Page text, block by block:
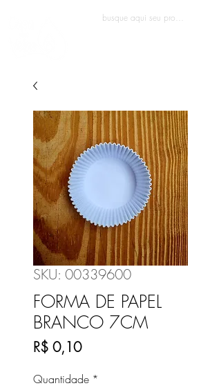
SKU: 00339600
FORMA DE PAPEL
BRANCO 7CM
R$ 0,10Preço
Quantidade *